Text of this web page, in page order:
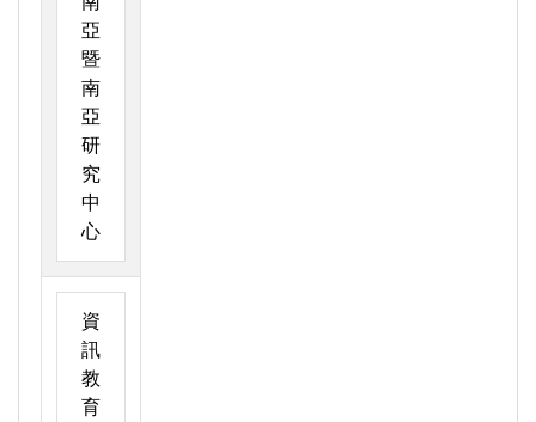
亞
暨
南
亞
研
究
中
心
資
訊
教
育